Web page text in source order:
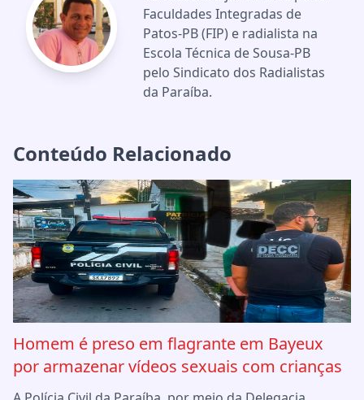
Faculdades Integradas de
Patos-PB (FIP) e radialista na
Escola Técnica de Sousa-PB
pelo Sindicato dos Radialistas
da Paraíba.
Conteúdo Relacionado
Homem é preso em flagrante em Bayeux
por armazenar vídeos sexuais com crianças